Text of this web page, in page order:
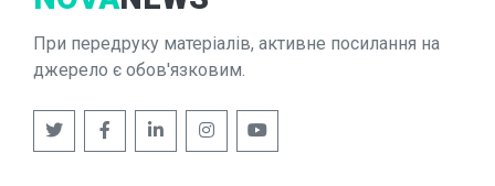
При передруку матеріалів, активне посилання на
джерело є обов'язковим.